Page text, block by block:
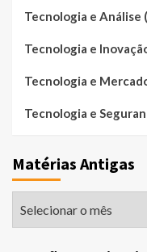
Tecnologia e Análise
Tecnologia e
Tecnologia e
Tecnologia e
Matérias Antigas